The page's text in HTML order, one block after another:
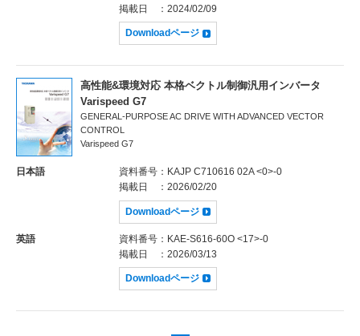
掲載日
：2024/02/09
Downloadページ
高性能&環境対応 本格ベクトル制御汎用インバータ
Varispeed G7
GENERAL-PURPOSE AC DRIVE WITH ADVANCED VECTOR
CONTROL
Varispeed G7
日本語 資料番号 ：KAJP C710616 02A <0>-0
掲載日
：2026/02/20
Downloadページ
英語 資料番号 ：KAE-S616-60O <17>-0
掲載日
：2026/03/13
Downloadページ